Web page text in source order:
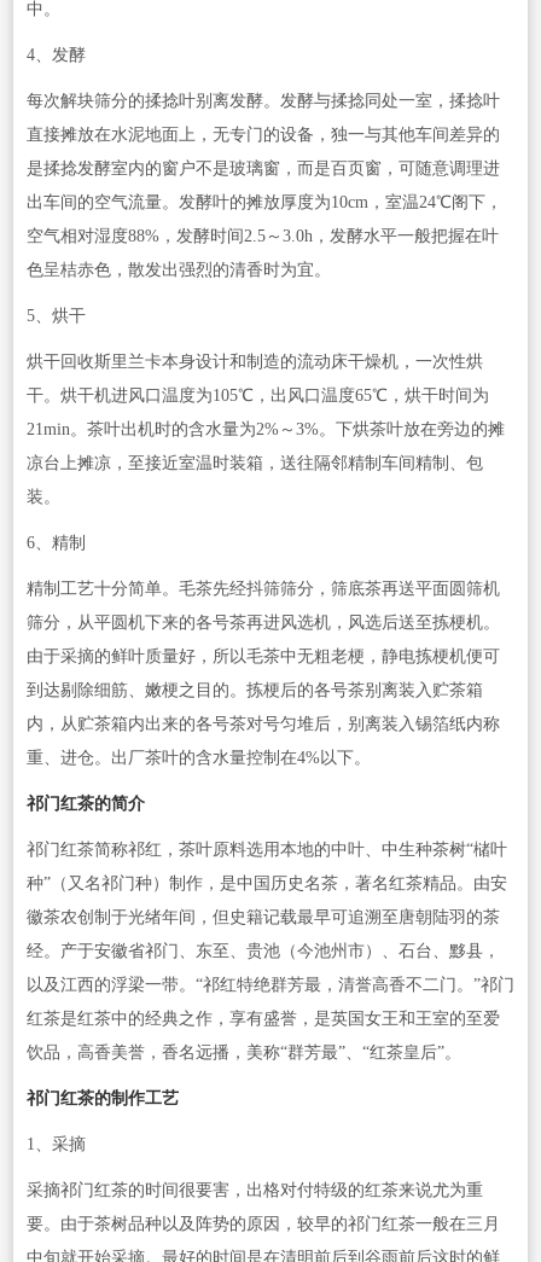
中。
4、发酵
每次解块筛分的揉捻叶别离发酵。发酵与揉捻同处一室，揉捻叶
直接摊放在水泥地面上，无专门的设备，独一与其他车间差异的
是揉捻发酵室内的窗户不是玻璃窗，而是百页窗，可随意调理进
出车间的空气流量。发酵叶的摊放厚度为10cm，室温24℃阁下，
空气相对湿度88%，发酵时间2.5～3.0h，发酵水平一般把握在叶
色呈桔赤色，散发出强烈的清香时为宜。
5、烘干
烘干回收斯里兰卡本身设计和制造的流动床干燥机，一次性烘
干。烘干机进风口温度为105℃，出风口温度65℃，烘干时间为
21min。茶叶出机时的含水量为2%～3%。下烘茶叶放在旁边的摊
凉台上摊凉，至接近室温时装箱，送往隔邻精制车间精制、包
装。
6、精制
精制工艺十分简单。毛茶先经抖筛筛分，筛底茶再送平面圆筛机
筛分，从平圆机下来的各号茶再进风选机，风选后送至拣梗机。
由于采摘的鲜叶质量好，所以毛茶中无粗老梗，静电拣梗机便可
到达剔除细筋、嫩梗之目的。拣梗后的各号茶别离装入贮茶箱
内，从贮茶箱内出来的各号茶对号匀堆后，别离装入锡箔纸内称
重、进仓。出厂茶叶的含水量控制在4%以下。
祁门红茶的简介
祁门红茶简称祁红，茶叶原料选用本地的中叶、中生种茶树“槠叶
种”（又名祁门种）制作，是中国历史名茶，著名红茶精品。由安
徽茶农创制于光绪年间，但史籍记载最早可追溯至唐朝陆羽的茶
经。产于安徽省祁门、东至、贵池（今池州市）、石台、黟县，
以及江西的浮梁一带。“祁红特绝群芳最，清誉高香不二门。”祁门
红茶是红茶中的经典之作，享有盛誉，是英国女王和王室的至爱
饮品，高香美誉，香名远播，美称“群芳最”、“红茶皇后”。
祁门红茶的制作工艺
1、采摘
采摘祁门红茶的时间很要害，出格对付特级的红茶来说尤为重
要。由于茶树品种以及阵势的原因，较早的祁门红茶一般在三月
中旬就开始采摘。最好的时间是在清明前后到谷雨前后这时的鲜